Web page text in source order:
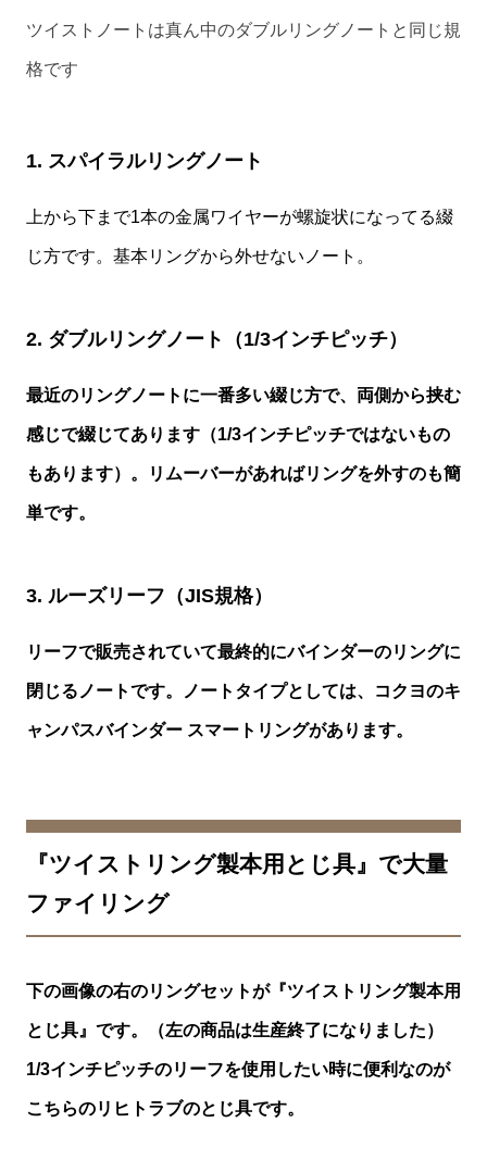
ツイストノートは真ん中のダブルリングノートと同じ規
格です
1. スパイラルリングノート
上から下まで1本の金属ワイヤーが螺旋状になってる綴
じ方です。基本リングから外せないノート。
2. ダブルリングノート（1/3インチピッチ）
最近のリングノートに一番多い綴じ方で、両側から挟む
感じで綴じてあります（1/3インチピッチではないもの
もあります）。リムーバーがあればリングを外すのも簡
単です。
3. ルーズリーフ（JIS規格）
リーフで販売されていて最終的にバインダーのリングに
閉じるノートです。ノートタイプとしては、コクヨのキ
ャンパスバインダー スマートリングがあります。
『ツイストリング製本用とじ具』で大量
ファイリング
下の画像の右のリングセットが『ツイストリング製本用
とじ具』です。（左の商品は生産終了になりました）
1/3インチピッチのリーフを使用したい時に便利なのが
こちらのリヒトラブのとじ具です。